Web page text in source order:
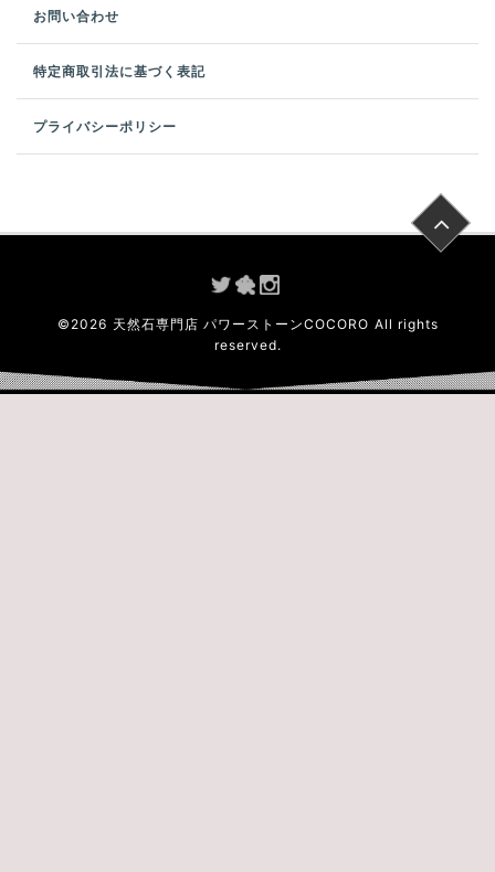
お問い合わせ
特定商取引法に基づく表記
プライバシーポリシー
© 2026 天然石専門店 パワーストーンCOCORO All rights
reserved.